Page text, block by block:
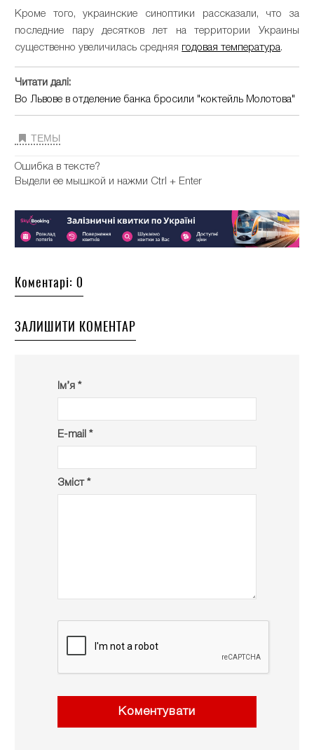
Кроме того, украинские синоптики рассказали, что за
последние пару десятков лет на территории Украины
существенно увеличилась средняя годовая температура.
Читати далі:
Во Львове в отделение банка бросили "коктейль Молотова"
ТЕМЫ
Ошибка в тексте?
Выдели ее мышкой и нажми Ctrl + Enter
Коментарі: 0
ЗАЛИШИТИ КОМЕНТАР
Ім’я *
E-mail *
Зміст *
Коментувати